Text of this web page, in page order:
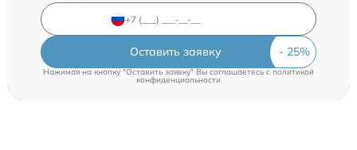
Оставить заявку
Нажимая на кнопку "Оставить заявку" Вы соглашаетесь c политикой
конфиденциальности